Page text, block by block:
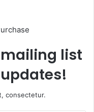
list
consectetur.